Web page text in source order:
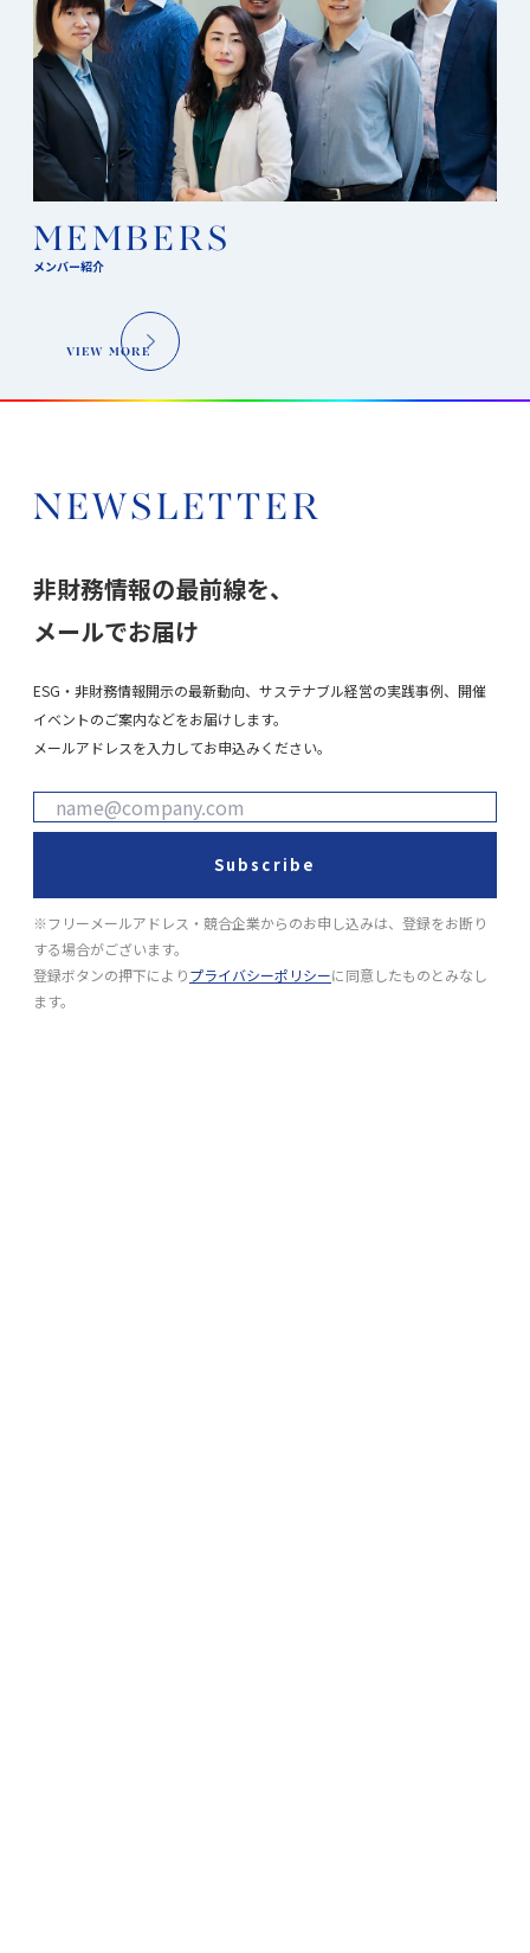
MEMBERS
メンバー紹介
VIEW MORE
NEWSLETTER
非財務情報の最前線を、
メールでお届け
ESG・非財務情報開示の最新動向、サステナブル経営の実践事例、開催
イベントのご案内などをお届けします。
メールアドレスを入力してお申込みください。
Subscribe
※フリーメールアドレス・競合企業からのお申し込みは、登録をお断り
する場合がございます。
登録ボタンの押下によりプライバシーポリシーに同意したものとみなし
ます。